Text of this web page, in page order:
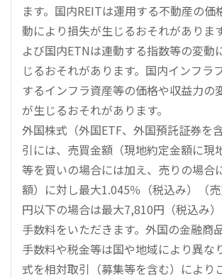
ます。国内REITは運用する不動産の価
動により損失が生じるおそれがありま
よび国内ETNは連動する指数等の変動
じるおそれがあります。国内インフラ
するインフラ資産等の価格や収益力の
が生じるおそれがあります。
外国株式（外国ETF、外国預託証券を
引には、売買金額（現地約定金額に現
等を買いの場合には加え、売りの場合
額）に対し最大1.045％（税込み）（
円以下の場合は最大7,810円（税込み
手数料をいただきます。外国の金融商
手数料や税金等は国や地域により異な
式を相対取引（募集等を含む）により